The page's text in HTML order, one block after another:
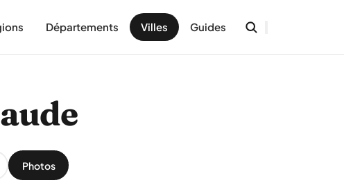
Départements Villes Guides
Photos